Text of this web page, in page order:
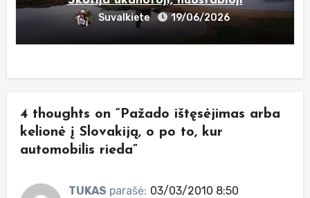
Suvalkiete 19/06/2026
4 thoughts on “Pažado ištęsėjimas arba
kelionė į Slovakiją, o po to, kur
automobilis rieda”
TUKAS parašė: 03/03/2010 8:50